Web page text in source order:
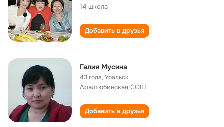
14 школа
Добавить в друзья
Галия Мусина
43 года,Уральск
Аралтюбинская СОШ
Добавить в друзья